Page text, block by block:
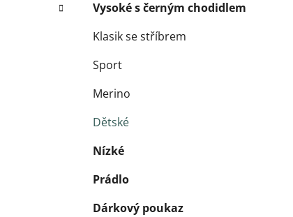
Vysoké s černým chodidlem
Klasik se stříbrem
Sport
Merino
Dětské
Nízké
Prádlo
Dárkový poukaz